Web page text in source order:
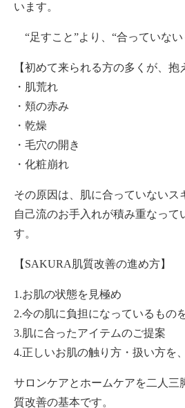
います。
“足すこと”より、“合っていな
【初めて来られる方の多くが、抱
・肌荒れ
・頬の赤み
・乾燥
・毛穴の開き
・化粧崩れ
その原因は、肌に合っていないス
自己流のお手入れが積み重なって
す。
【SAKURA肌質改善の進め方】
1.お肌の状態を見極め
2.今の肌に負担になっているもの
3.肌に合ったアイテムのご提案
4.正しいお肌の触り方・扱い方を
サロンケアとホームケアを二人三
質改善の基本です。